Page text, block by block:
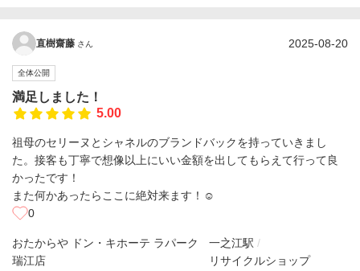
直樹齋藤 さん 2025-08-20
全体公開
満足しました！
5.00
祖母のセリーヌとシャネルのブランドバックを持っていきまし
た。接客も丁寧で想像以上にいい金額を出してもらえて行って良
かったです！
また何かあったらここに絶対来ます！☺️
0
おたからや ドン・キホーテ ラパーク
瑞江店
一之江駅
リサイクルショップ